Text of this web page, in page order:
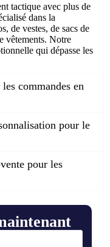
tactique avec plus de
dans la
de vestes, de sacs de
vêtements. Notre
qui dépasse les
commandes en
pour le
pour les